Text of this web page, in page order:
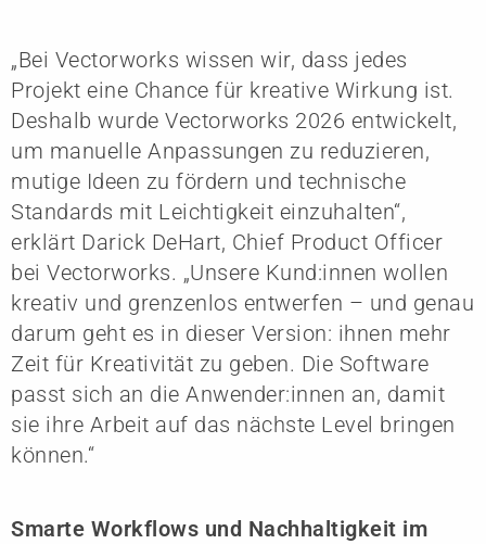
„Bei Vectorworks wissen wir, dass jedes
Projekt eine Chance für kreative Wirkung ist.
Deshalb wurde Vectorworks 2026 entwickelt,
um manuelle Anpassungen zu reduzieren,
mutige Ideen zu fördern und technische
Standards mit Leichtigkeit einzuhalten“,
erklärt Darick DeHart, Chief Product Officer
bei Vectorworks. „Unsere Kund:innen wollen
kreativ und grenzenlos entwerfen – und genau
darum geht es in dieser Version: ihnen mehr
Zeit für Kreativität zu geben. Die Software
passt sich an die Anwender:innen an, damit
sie ihre Arbeit auf das nächste Level bringen
können.“
Smarte Workflows und Nachhaltigkeit im